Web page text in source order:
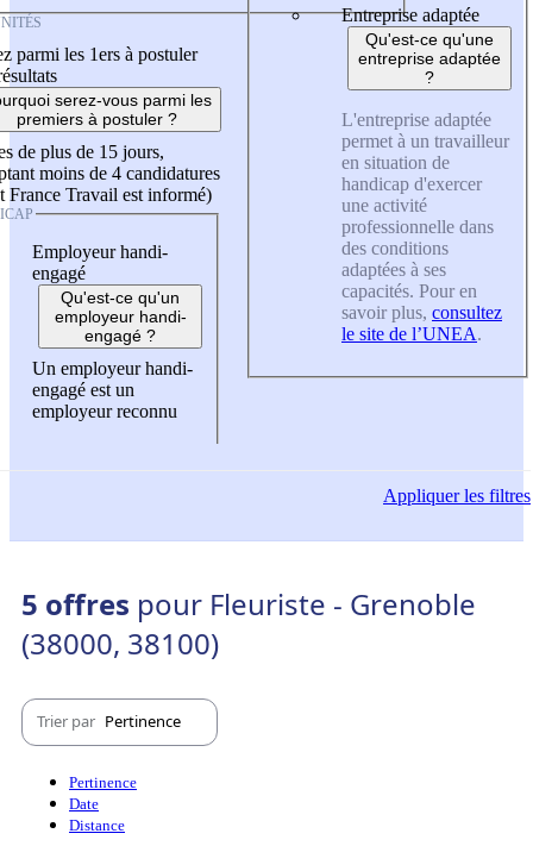
parmi les 1ers à postuler
serez-vous parmi les
premiers à postuler ?
de plus de 15 jours,
moins de 4 candidatures
France Travail est informé)
Employeur handi-
engagé
Qu'est-ce qu'un
employeur handi-
engagé ?
Un employeur handi-
engagé est un
employeur reconnu
Entreprise adaptée
Qu'est-ce qu'une
entreprise adaptée
?
L'entreprise adaptée
permet à un travailleur
en situation de
handicap d'exercer
une activité
professionnelle dans
des conditions
adaptées à ses
capacités. Pour en
savoir plus, consultez
le site de l’UNEA.
Appliquerles filtres
5 offres pour Fleuriste - Grenoble
(38000, 38100)
Trier par Pertinence
Pertinence
Date
Distance